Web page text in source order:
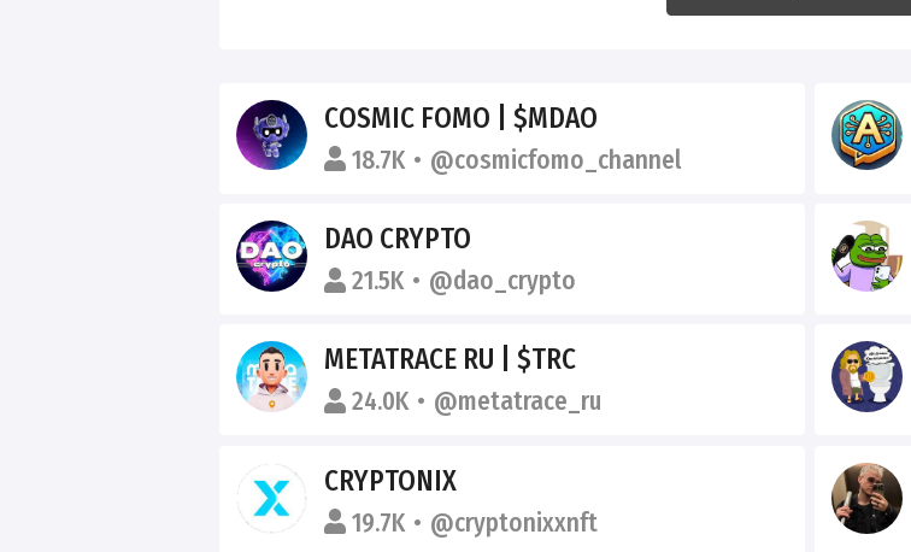
COSMIC FOMO | $MDAO
18.7K @cosmicfomo_channel
DAO CRYPTO
21.5K @dao_crypto
METATRACE RU | $TRC
24.0K @metatrace_ru
CRYPTONIX
19.7K @cryptonixxnft